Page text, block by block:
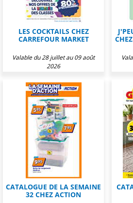
LES COCKTAILS CHEZ
CARREFOUR MARKET
Valable du 28 juillet au 09 août
2026
CATALOGUE DE LA SEMAINE
32 CHEZ ACTION